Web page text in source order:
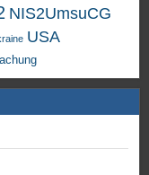
NIS2UmsuCG
USA